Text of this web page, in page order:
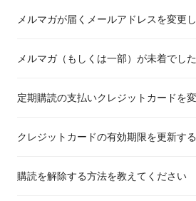
メルマガが届くメールアドレスを変更
メルマガ（もしくは一部）が未着でした
定期購読の支払いクレジットカードを
クレジットカードの有効期限を更新す
購読を解除する方法を教えてください